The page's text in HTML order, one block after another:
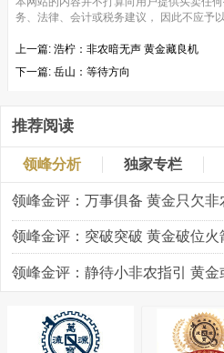
务、法律、会计或税务建议， 因此不应予以
上一篇: 浩柠：非农暗无声 黄金藏良机
下一篇: 岳山：等待方向
推荐阅读
领峰分析 独家专栏
领峰金评：突破突破 黄金破位火